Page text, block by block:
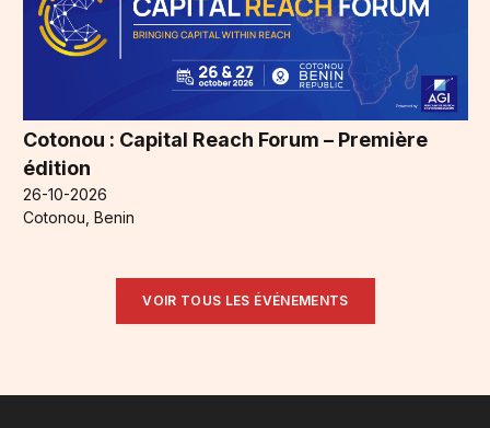
Cotonou : Capital Reach Forum – Première
édition
26-10-2026
Cotonou, Benin
VOIR TOUS LES ÉVÉNEMENTS